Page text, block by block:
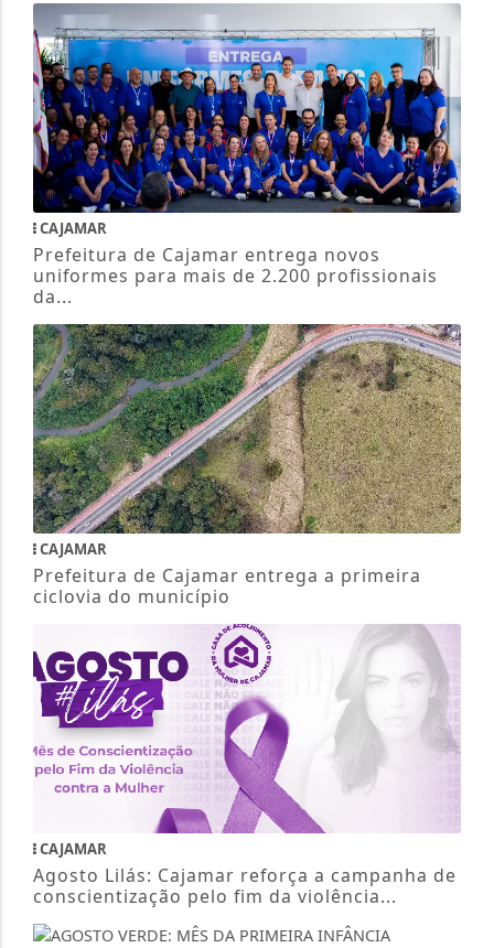
CAJAMAR
Prefeitura de Cajamar entrega novos
uniformes para mais de 2.200 profissionais
da...
CAJAMAR
Prefeitura de Cajamar entrega a primeira
ciclovia do município
CAJAMAR
Agosto Lilás: Cajamar reforça a campanha de
conscientização pelo fim da violência...